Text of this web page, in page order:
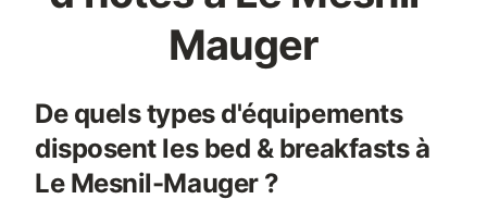
Mauger
De quels types d'équipements
disposent les bed & breakfasts à
Le Mesnil-Mauger ?